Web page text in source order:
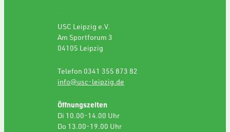
USC Leipzig e.V.
Am Sportforum 3
04105 Leipzig
Telefon 0341 355 873 82
info@usc-leipzig.de
Öffnungszeiten
Di 10.00-14.00 Uhr
Do 13.00-19.00 Uhr